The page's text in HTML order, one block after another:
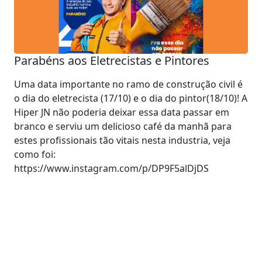
Parabéns aos Eletrecistas e Pintores
Uma data importante no ramo de construção civil é
o dia do eletrecista (17/10) e o dia do pintor(18/10)! A
Hiper JN não poderia deixar essa data passar em
branco e serviu um delicioso café da manhã para
estes profissionais tão vitais nesta industria, veja
como foi:
https://www.instagram.com/p/DP9F5alDjDS